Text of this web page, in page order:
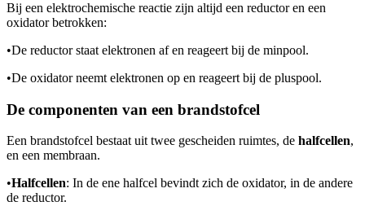
Bij een elektrochemische reactie zijn altijd een reductor en een
oxidator betrokken:
•De reductor staat elektronen af en reageert bij de minpool.
•De oxidator neemt elektronen op en reageert bij de pluspool.
De componenten van een brandstofcel
Een brandstofcel bestaat uit twee gescheiden ruimtes, de halfcellen,
en een membraan.
•Halfcellen: In de ene halfcel bevindt zich de oxidator, in de andere
de reductor.